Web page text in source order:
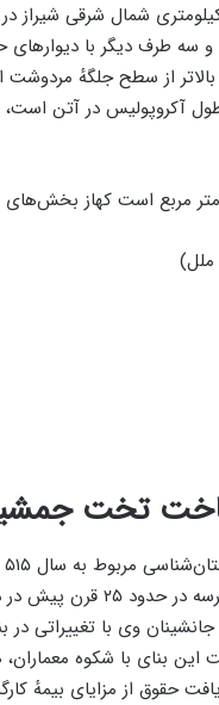
جمشید در مرودشت کنونی و حدود ۴۷
طرف دیگر با دیوارهای
آکروپولیس در آتن است،
ملل)
تخت
متعدد و گوناگون تاریخی
وی با تغییراتی در
با شکوه معماران،
حقوق از مزایای بیمهٔ